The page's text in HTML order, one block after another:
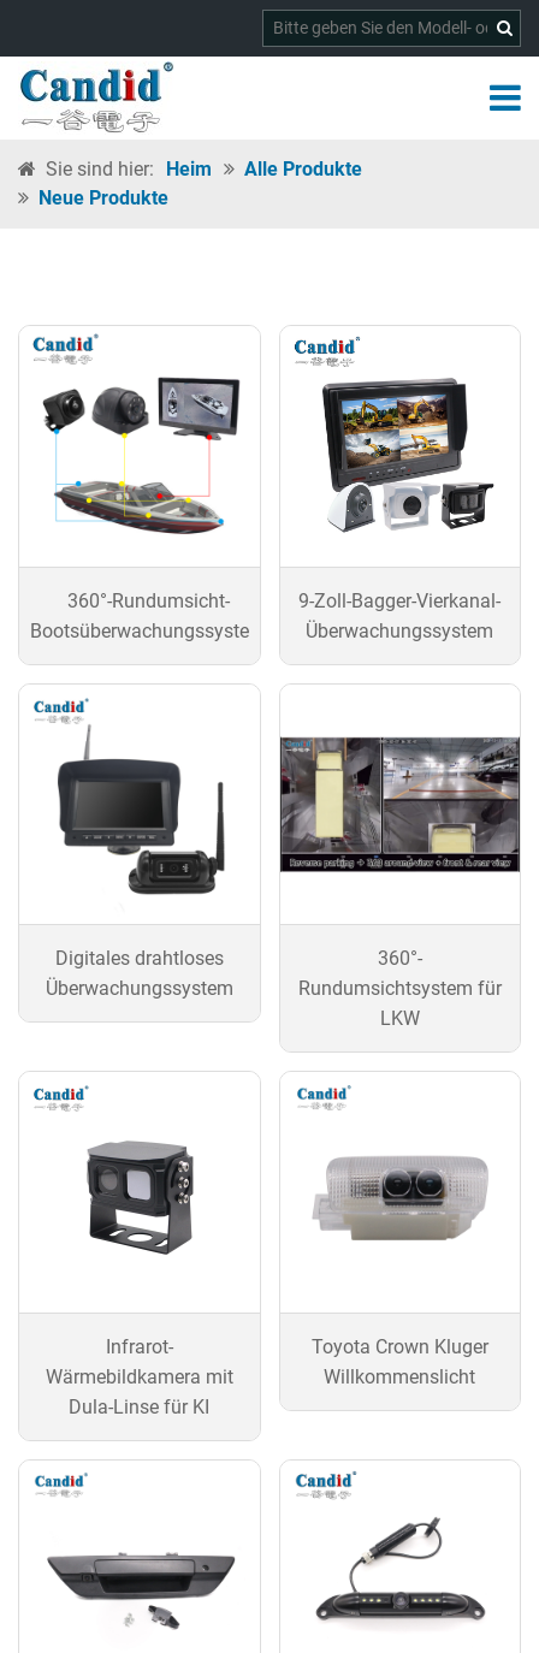
Sie sind hier: Heim
Alle Produkte
Neue Produkte
360°-Rundumsicht-
Bootsüberwachungssystem
9-Zoll-Bagger-Vierkanal-
Überwachungssystem
Digitales drahtloses
Überwachungssystem
360°-
Rundumsichtsystem für
LKW
Infrarot-
Wärmebildkamera mit
Dula-Linse für KI
Toyota Crown Kluger
Willkommenslicht